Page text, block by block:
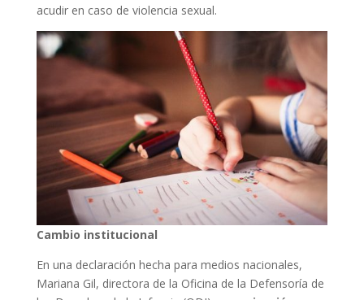
acudir en caso de violencia sexual.
Cambio institucional
En una declaración hecha para medios nacionales,
Mariana Gil, directora de la Oficina de la Defensoría de